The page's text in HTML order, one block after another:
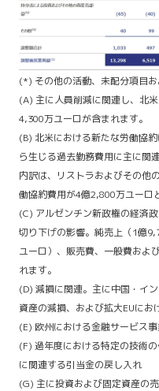
(*) その他の活動、未配分項目
(A) 主に人員削減に関連し、北
4,300万ユーロが含まれます。
(B) 北米における新たな労働協
ら生じる過去勤務費用に主に関
内訳は、リストラおよびその他
働協約費用が4億2,800万ユーロ
(C) アルゼンチン新政権の経済
切り下げの影響。純売上（1億
ユーロ）、販売費、一般費およ
れます。
(D) 減損に関連。主に中国・イ
資産の減損、および拡大EUに
(E) 欧州における金融サービス
(F) 過年度における特定の技術
に関連する引当金の戻し入れ
(G) 主に投資および固定資産の